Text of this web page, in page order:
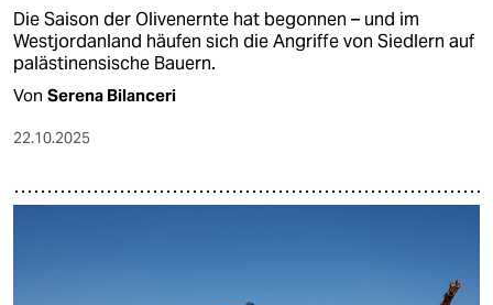
Die Saison der Olivenernte hat begonnen – und im
Westjordanland häufen sich die Angriffe von Siedlern auf
palästinensische Bauern.
Von Serena Bilanceri
22.10.2025